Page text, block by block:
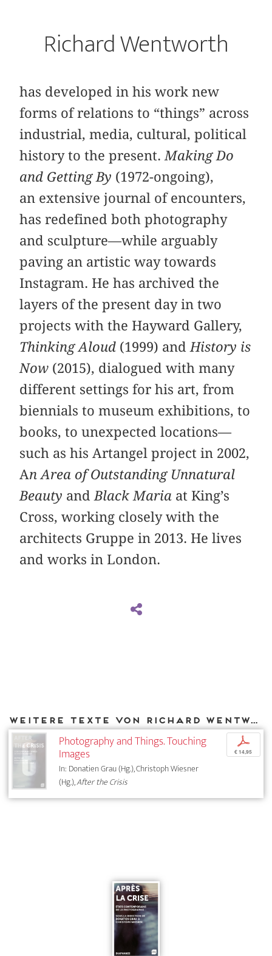
Richard Wentworth
has developed in his work new
forms of relations to “things” across
industrial, media, cultural, political
history to the present. Making Do
and Getting By (1972-ongoing),
an extensive journal of encounters,
has redefined both photography
and sculpture—while arguably
paving an artistic way towards
Instagram. He has archived the
layers of the present day in two
projects with the Hayward Gallery,
Thinking Aloud (1999) andHistory is
Now (2015), dialogued with many
different settings for his art, from
biennials to museum exhibitions, to
books, to unexpected locations—
such as his Artangel project in 2002,
An Area of Outstanding Unnatural
Beauty andBlack Maria at King’s
Cross, working closely with the
architects Gruppe in 2013. He lives
and works in London.
Weitere Texte von Richard Wentworth bei DIAPHANES
Photography and Things. Touching
Images
In: Donatien Grau (Hg.), Christoph Wiesner
(Hg.),After the Crisis
p
€ 14,95